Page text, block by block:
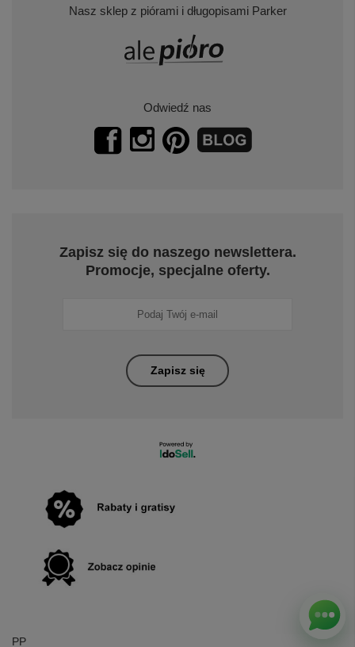
Nasz sklep z piórami i długopisami Parker
Odwiedź nas
Zapisz się do naszego newslettera.
Promocje, specjalne oferty.
Zapisz się
PP